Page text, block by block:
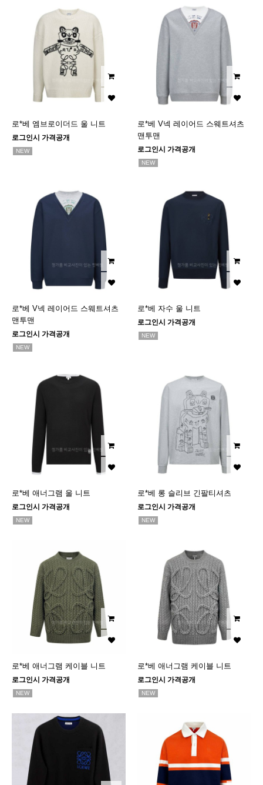
로*베 엠브로이더드 울 니트
로그인시 가격공개
NEW
로*베 V넥 레이어드 스웨트셔츠
맨투맨
로그인시 가격공개
NEW
로*베 V넥 레이어드 스웨트셔츠
맨투맨
로그인시 가격공개
NEW
로*베 자수 울 니트
로그인시 가격공개
NEW
로*베 애너그램 울 니트
로그인시 가격공개
NEW
로*베 롱 슬리브 긴팔티셔츠
로그인시 가격공개
NEW
로*베 애너그램 케이블 니트
로그인시 가격공개
NEW
로*베 애너그램 케이블 니트
로그인시 가격공개
NEW